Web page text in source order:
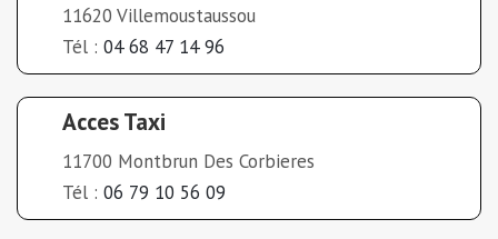
11620 Villemoustaussou
Tél : 04 68 47 14 96
Acces Taxi
11700 Montbrun Des Corbieres
Tél : 06 79 10 56 09